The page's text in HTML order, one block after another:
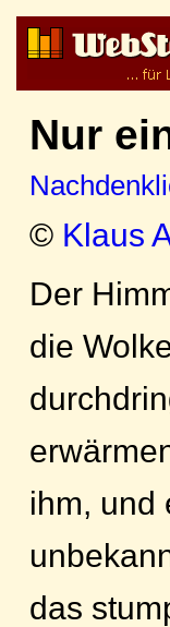
Nur
© Klaus
Der
die
ihm, und
das